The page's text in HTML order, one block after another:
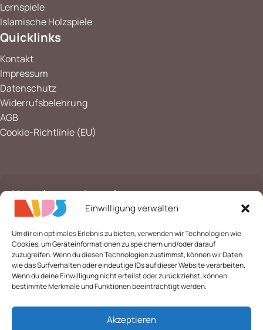
Einwilligung verwalten
Um dir ein optimales Erlebnis zu bieten, verwenden wir Technologien wie
Cookies, um Geräteinformationen zu speichern und/oder darauf
zuzugreifen. Wenn du diesen Technologien zustimmst, können wir Daten
wie das Surfverhalten oder eindeutige IDs auf dieser Website verarbeiten.
Wenn du deine Einwilligung nicht erteilst oder zurückziehst, können
bestimmte Merkmale und Funktionen beeinträchtigt werden.
Akzeptieren
Lernspiele
Islamische Holzspiele
Quicklinks
Kontakt
Impressum
Datenschutz
Widerrufsbelehrung
AGB
Cookie-Richtlinie (EU)
Newsletter abonnieren
Seien Sie der Erste, der es erfährt. Melden Sie sich noch
heute für den Newsletter an